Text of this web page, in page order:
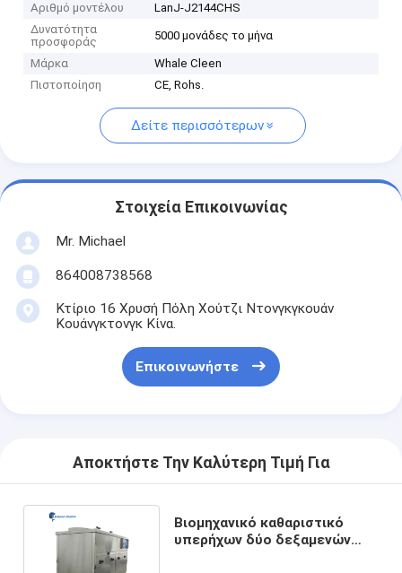
Αριθμό μοντέλου
LanJ-J2144CHS
Δυνατότητα
προσφοράς
5000 μονάδες το μήνα
Μάρκα
Whale Cleen
Πιστοποίηση
CE, Rohs.
Δείτε περισσότερων
Στοιχεία Επικοινωνίας
Mr. Michael
864008738568
Κτίριο 16 Χρυσή Πόλη Χούτζι Ντονγκγκουάν
Κουάνγκτονγκ Κίνα.
Επικοινωνήστε
Αποκτήστε Την Καλύτερη Τιμή Για
Βιομηχανικό καθαριστικό
υπερήχων δύο δεξαμενών